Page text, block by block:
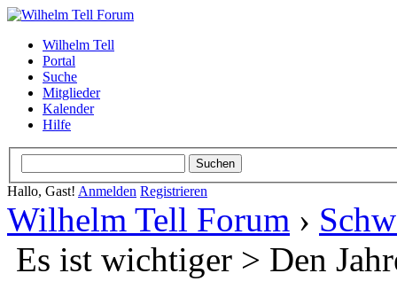
Wilhelm Tell
Portal
Suche
Mitglieder
Kalender
Hilfe
Hallo, Gast! Anmelden Registrieren
Wilhelm Tell Forum ›
Es ist wichtiger > Den